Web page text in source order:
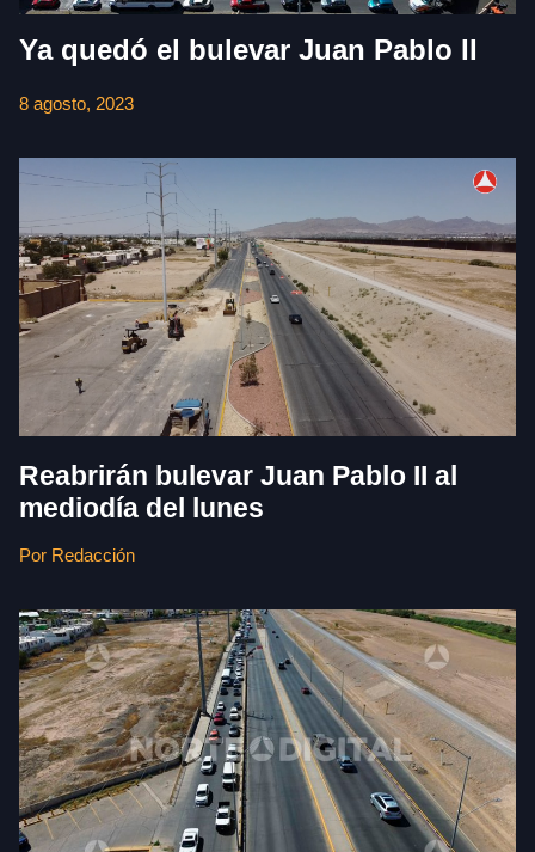
Ya quedó el bulevar Juan Pablo II
8 agosto, 2023
Reabrirán bulevar Juan Pablo II al
mediodía del lunes
Por Redacción